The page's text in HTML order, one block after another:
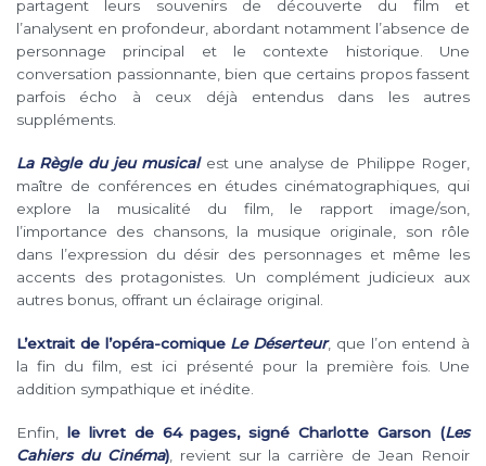
partagent leurs souvenirs de découverte du film et
l’analysent en profondeur, abordant notamment l’absence de
personnage principal et le contexte historique. Une
conversation passionnante, bien que certains propos fassent
parfois écho à ceux déjà entendus dans les autres
suppléments.
La Règle du jeu musicalest une analyse de Philippe Roger,
maître de conférences en études cinématographiques, qui
explore la musicalité du film, le rapport image/son,
l’importance des chansons, la musique originale, son rôle
dans l’expression du désir des personnages et même les
accents des protagonistes. Un complément judicieux aux
autres bonus, offrant un éclairage original.
L’extrait de l’opéra-comique Le Déserteur, que l’on entend à
la fin du film, est ici présenté pour la première fois. Une
addition sympathique et inédite.
Enfin, le livret de 64 pages, signé Charlotte Garson (Les
Cahiers du Cinéma), revient sur la carrière de Jean Renoir